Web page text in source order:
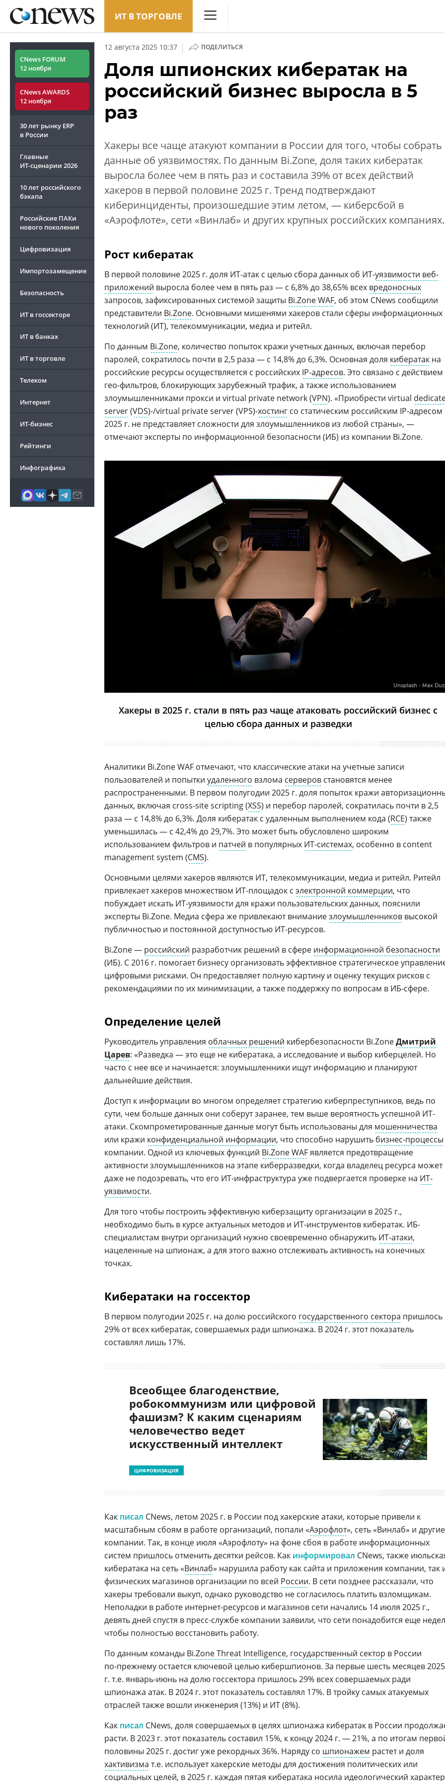
ИТ В ТОРГОВЛЕ
Конференции
Маркет
CNews FORUM
12 ноября
CNews AWARDS
12 ноября
30 лет рынку ERP
в России
Главные
ИТ-сценарии 2026
10 лет российского
бэкапа
Российские ПАКи
нового поколения
Цифровизация
Импортозамещение
Безопасность
ИТ в госсекторе
ИТ в банках
ИТ в торговле
Телеком
Интернет
ИТ-бизнес
Рейтинги
Инфографика
12 августа 2025 10:37 | ПОДЕЛИТЬСЯ
Доля шпионских кибератак на
российский бизнес выросла в 5
раз
Хакеры все чаще атакуют компании в России для того, чтобы собрать
данные об уязвимостях. По данным Bi.Zone, доля таких кибератак
выросла более чем в пять раз и составила 39% от всех действий
хакеров в первой половине 2025 г. Тренд подтверждают
киберинциденты, произошедшие этим летом, — киберсбой в
«Аэрофлоте», сети «Винлаб» и других крупных российских компаниях.
Рост кибератак
В первой половине 2025 г. доля ИТ-атак с целью сбора данных об ИТ-уязвимости веб-
приложений выросла более чем в пять раз — с 6,8% до 38,65% всех вредоносных
запросов, зафиксированных системой защиты Bi.Zone WAF, об этом CNews сообщили
представители Bi.Zone. Основными мишенями хакеров стали сферы информационных
технологий (ИТ), телекоммуникации, медиа и ритейл.
По данным Bi.Zone, количество попыток кражи учетных данных, включая перебор
паролей, сократилось почти в 2,5 раза — с 14,8% до 6,3%. Основная доля кибератак на
российские ресурсы осуществляется с российских IP-адресов. Это связано с действием
гео-фильтров, блокирующих зарубежный трафик, а также использованием
злоумышленниками прокси и virtual private network (VPN). «Приобрести virtual
server(VDS)-/virtual private server (VPS)-хостинг со статическим российским IP-адресом
2025 г. не представляет сложности для злоумышленников из любой страны», —
отмечают эксперты по информационной безопасности (ИБ) из компании Bi.Zone.
Unsplash - Max
Хакеры в 2025 г. стали в пять раз чаще атаковать российский бизнес с
целью сбора данных и разведки
Аналитики Bi.Zone WAF отмечают, что классические атаки на учетные записи
пользователей и попытки удаленного взлома серверов становятся менее
распространенными. В первом полугодии 2025 г. доля попыток кражи
данных, включая сross-site scripting (XSS) и перебор паролей, сократилась почти в 2,5
раза — с 14,8% до 6,3%. Доля кибератак с удаленным выполнением кода (RCE) также
уменьшилась — с 42,4% до 29,7%. Это может быть обусловлено широким
использованием фильтров и патчей в популярных ИТ-системах, особенно в сontent
management system (CMS).
Основными целями хакеров являются ИТ, телекоммуникации, медиа и ритейл. Ритейл
привлекает хакеров множеством ИТ-площадок с электронной коммерции, что
побуждает искать ИТ-уязвимости для кражи пользовательских данных, пояснили
эксперты Bi.Zone. Медиа сфера же привлекают вниманиезлоумышленников высокой
публичностью и постоянной доступностью ИТ-ресурсов.
Bi.Zone — российский разработчик решений в сфере информационной безопасности
(ИБ). С 2016 г. помогает бизнесу организовать эффективное стратегическое
цифровыми рисками. Он предоставляет полную картину и оценку текущих рисков с
рекомендациями по их минимизации, а также поддержку по вопросам в ИБ-сфере.
Определение целей
Руководитель управления облачных решений кибербезопасности Bi.ZoneДмитрий
Царев: «Разведка — это еще не кибератака, а исследование и выбор киберцелей. Но
часто с нее все и начинается: злоумышленники ищут информацию и планируют
дальнейшие действия.
Доступ к информации во многом определяет стратегию киберпреступников, ведь по
сути, чем больше данных они соберут заранее, тем выше вероятность успешной ИТ-
атаки. Скомпрометированные данные могут быть использованы для мошенничества
или кражи конфиденциальной информации, что способно нарушить бизнес-процессы
компании. Одной из ключевых функций Bi.Zone WAFявляется предотвращение
активности злоумышленников на этапе киберразведки, когда владелец ресурса может
даже не подозревать, что его ИТ-инфраструктура уже подвергается проверке на ИТ-
уязвимости.
Для того чтобы построить эффективную киберзащиту организации в 2025 г.,
необходимо быть в курсе актуальных методов и ИТ-инструментов кибератак. ИБ-
специалистам внутри организаций нужно своевременно обнаружить ИТ-атаки,
нацеленные на шпионаж, а для этого важно отслеживать активность на конечных
точках.
Кибератаки на госсектор
В первом полугодии 2025 г. на долю российского государственного сектора пришлось
29% от всех кибератак, совершаемых ради шпионажа. В 2024 г. этот показатель
составлял лишь 17%.
Всеобщее благоденствие,
робокоммунизм или цифровой
фашизм? К каким сценариям
человечество ведет
искусственный интеллект
ЦИФРОВИЗАЦИЯ
Как писал CNews, летом 2025 г. в России под хакерские атаки, которые привели к
масштабным сбоям в работе организаций, попали «Аэрофлот», сеть «Винлаб» и другие
компании. Так, в конце июля «Аэрофлоту» на фоне сбоя в работе информационных
систем пришлось отменить десятки рейсов. Как информировал CNews, также
кибератака на сеть «Винлаб» нарушила работу как сайта и приложения компании, так
физических магазинов организации по всей России. В сети позднее рассказали, что
хакеры требовали выкуп, однако руководство не согласилось платить взломщикам.
Неполадки в работе интернет-ресурсов и магазинов сети начались 14 июля 2025 г.,
девять дней спустя в пресс-службе компании заявили, что сети понадобится еще
чтобы полностью восстановить работу.
По данным команды Bi.Zone Threat Intelligence, государственный сектор в России
по‑прежнему остается ключевой целью кибершпионов. За первые шесть месяцев 2025
г. т.е. январь-июнь на долю госсектора пришлось 29% всех совершаемых ради
шпионажа атак. В 2024 г. этот показатель составлял 17%. В тройку самых атакуемых
отраслей также вошли инженерия (13%) и ИТ (8%).
Как писал CNews, доля совершаемых в целях шпионажа кибератак в России
расти. В 2023 г. этот показатель составил 15%, к концу 2024 г. — 21%, а по итогам
половины 2025 г. достиг уже рекордных 36%. Наряду со шпионажем растет и доля
хактивизма т.е. использует хакерские методы для достижения политических или
социальных целей, в 2025 г. каждая пятая кибератака носила идеологический